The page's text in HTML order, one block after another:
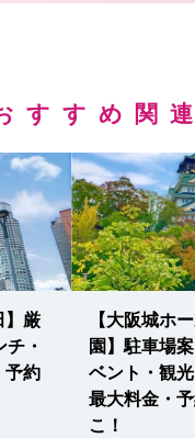
すすめ関
】厳
・
予約
【大阪城ホ
園】駐車場
ベント・観
最大料金・
こ！